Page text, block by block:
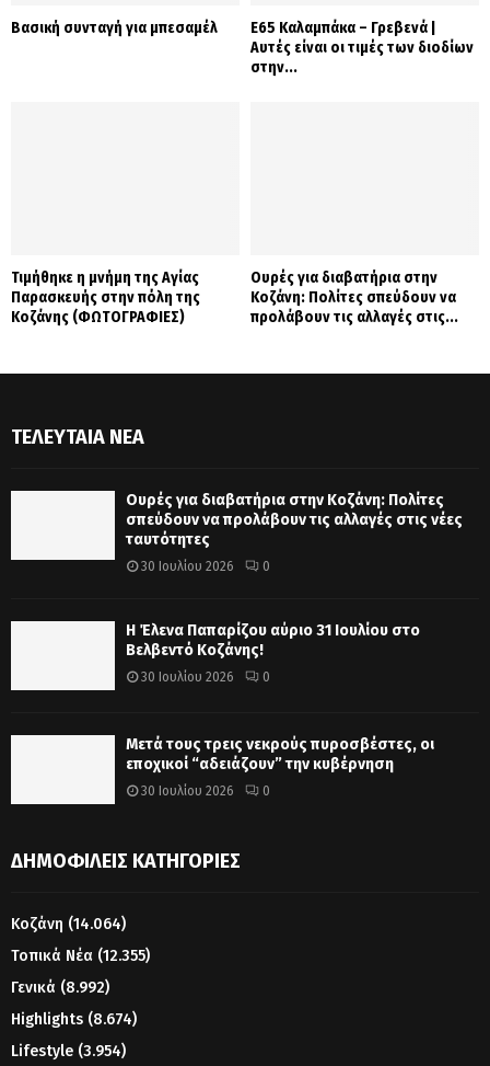
Βασική συνταγή για μπεσαμέλ
Ε65 Καλαμπάκα – Γρεβενά |
Αυτές είναι οι τιμές των διοδίων
στην...
Τιμήθηκε η μνήμη της Αγίας
Παρασκευής στην πόλη της
Κοζάνης (ΦΩΤΟΓΡΑΦΙΕΣ)
Ουρές για διαβατήρια στην
Κοζάνη: Πολίτες σπεύδουν να
προλάβουν τις αλλαγές στις...
ΤΕΛΕΥΤΑΊΑ ΝΈΑ
Ουρές για διαβατήρια στην Κοζάνη: Πολίτες
σπεύδουν να προλάβουν τις αλλαγές στις νέες
ταυτότητες
30 Ιουλίου 2026 0
Η Έλενα Παπαρίζου αύριο 31 Ιουλίου στο
Βελβεντό Κοζάνης!
30 Ιουλίου 2026 0
Μετά τους τρεις νεκρούς πυροσβέστες, οι
εποχικοί “αδειάζουν” την κυβέρνηση
30 Ιουλίου 2026 0
ΔΗΜΟΦΙΛΕΊΣ ΚΑΤΗΓΟΡΊΕΣ
Κοζάνη (14.064)
Τοπικά Νέα (12.355)
Γενικά (8.992)
Highlights (8.674)
Lifestyle (3.954)